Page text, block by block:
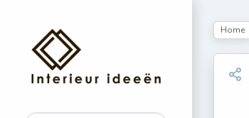
Home